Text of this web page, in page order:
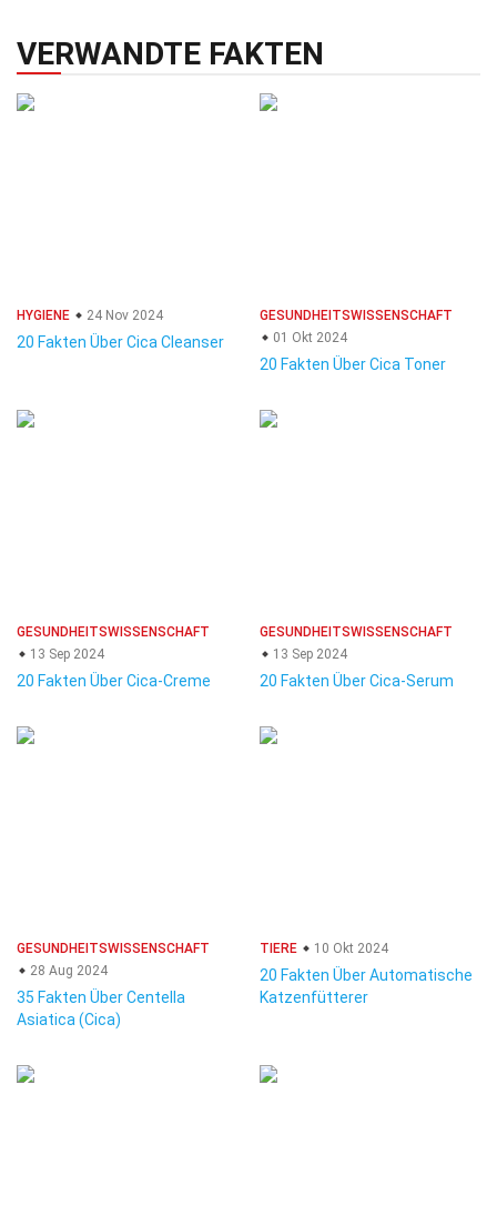
VERWANDTE FAKTEN
HYGIENE 24 Nov 2024
20 Fakten Über Cica Cleanser
GESUNDHEITSWISSENSCHAFT
01 Okt 2024
20 Fakten Über Cica Toner
GESUNDHEITSWISSENSCHAFT
13 Sep 2024
20 Fakten Über Cica-Creme
GESUNDHEITSWISSENSCHAFT
13 Sep 2024
20 Fakten Über Cica-Serum
GESUNDHEITSWISSENSCHAFT
28 Aug 2024
35 Fakten Über Centella
Asiatica (Cica)
TIERE 10 Okt 2024
20 Fakten Über Automatische
Katzenfütterer